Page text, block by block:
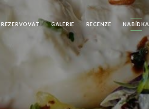
REZERVOVAT GALERIE RECENZE NABÍDKA